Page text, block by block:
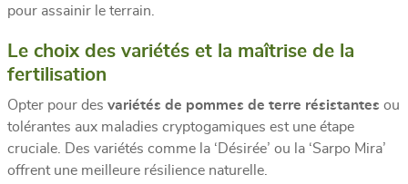
pour assainir le terrain.
Le choix des variétés et la maîtrise de la
fertilisation
Opter pour des variétés de pommes de terre résistantes ou
tolérantes aux maladies cryptogamiques est une étape
cruciale. Des variétés comme la ‘Désirée’ ou la ‘Sarpo Mira’
offrent une meilleure résilience naturelle.